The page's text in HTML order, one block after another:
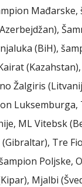
Mađarske,
(BiH),
Žalgiris
Luksemburga,
ML Vitebsk
Tre
Poljske,
Mjalbi